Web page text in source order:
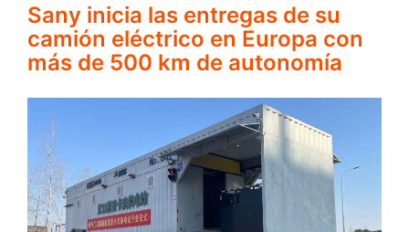
Sany inicia las entregas de su
camión eléctrico en Europa con
más de 500 km de autonomía